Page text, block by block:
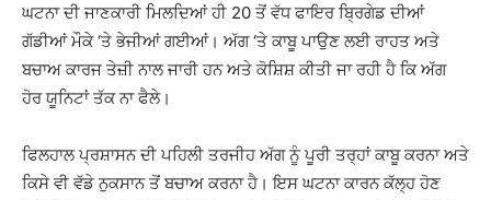
ਘਟਨਾ ਦੀ ਜਾਣਕਾਰੀ ਮਿਲਦਿਆਂ ਹੀ 20 ਤੋਂ ਵੱਧ ਫਾਇਰ ਬ੍ਰਿਗੇਡ ਦੀਆਂ
ਗੱਡੀਆਂ ਮੌਕੇ ‘ਤੇ ਭੇਜੀਆਂ ਗਈਆਂ। ਅੱਗ ‘ਤੇ ਕਾਬੂ ਪਾਉਣ ਲਈ ਰਾਹਤ ਅਤੇ
ਬਚਾਅ ਕਾਰਜ ਤੇਜ਼ੀ ਨਾਲ ਜਾਰੀ ਹਨ ਅਤੇ ਕੋਸ਼ਿਸ਼ ਕੀਤੀ ਜਾ ਰਹੀ ਹੈ ਕਿ ਅੱਗ
ਹੋਰ ਯੂਨਿਟਾਂ ਤੱਕ ਨਾ ਫੈਲੇ।
ਫਿਲਹਾਲ ਪ੍ਰਸ਼ਾਸਨ ਦੀ ਪਹਿਲੀ ਤਰਜੀਹ ਅੱਗ ਨੂੰ ਪੂਰੀ ਤਰ੍ਹਾਂ ਕਾਬੂ ਕਰਨਾ ਅਤੇ
ਕਿਸੇ ਵੀ ਵੱਡੇ ਨੁਕਸਾਨ ਤੋਂ ਬਚਾਅ ਕਰਨਾ ਹੈ। ਇਸ ਘਟਨਾ ਕਾਰਨ ਕੱਲ੍ਹ ਹੋਣ